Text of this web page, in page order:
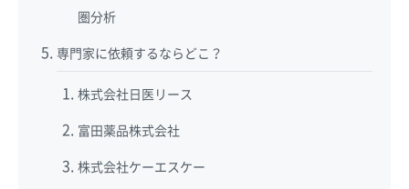
圏分析
専門家に依頼するならどこ？
株式会社日医リース
富田薬品株式会社
株式会社ケーエスケー